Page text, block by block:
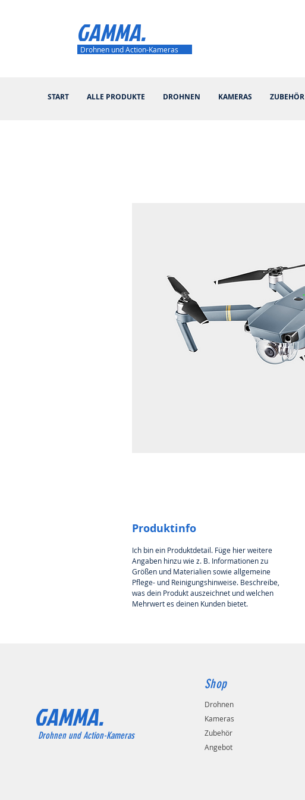
GAMMA.
START ALLE PRODUKTE DROHNEN KAMERAS ZUBEHÖR
Drohnen und Action-Kameras
Produktinfo
Ich bin ein Produktdetail. Füge hier weitere
Angaben hinzu wie z. B. Informationen zu
Größen und Materialien sowie allgemeine
Pflege- und Reinigungshinweise. Beschreibe,
was dein Produkt auszeichnet und welchen
Mehrwert es deinen Kunden bietet.
Drohnen und Action-Kameras
GAMMA.
Shop
Drohnen
Kameras
Zubehör
Angebot